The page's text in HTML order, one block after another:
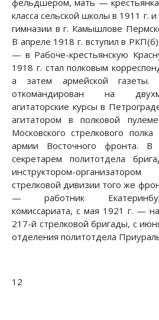
фельдшером, мать —
класса сельской школы в 1911 г.
гимназии в г. Камышлове
В апреле 1918 г. вступил в
— в Рабоче-крестьянскую
1918 г. стал полковым
а затем армейской
откомандирован на
агитаторские курсы в
агитатором в полковой
Московского стрелкового
армии Восточного фронта.
секретарем политотдела
инструктором-
стрелковой дивизии того же
— работник
комиссариата, с мая 1921 г. —
217-й стрелковой бригады, с
отделения политотдела
12